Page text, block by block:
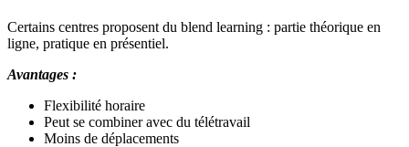
Certains centres proposent du blend learning : partie théorique en
ligne, pratique en présentiel.
Avantages :
Flexibilité horaire
Peut se combiner avec du télétravail
Moins de déplacements